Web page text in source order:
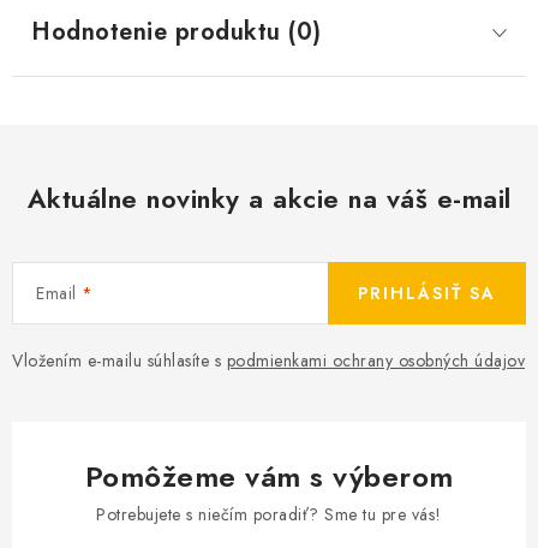
Hodnotenie produktu (0)
Aktuálne novinky a akcie na váš e-mail
Email
Vložením e-mailu súhlasíte s podmienkami ochrany osobných údajov
PRIHLÁSIŤ SA
Pomôžeme vám s výberom
Potrebujete s niečím poradiť? Sme tu pre vás!